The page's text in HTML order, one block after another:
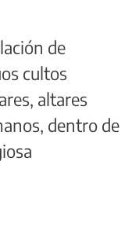
de
cultos
altares
dentro de